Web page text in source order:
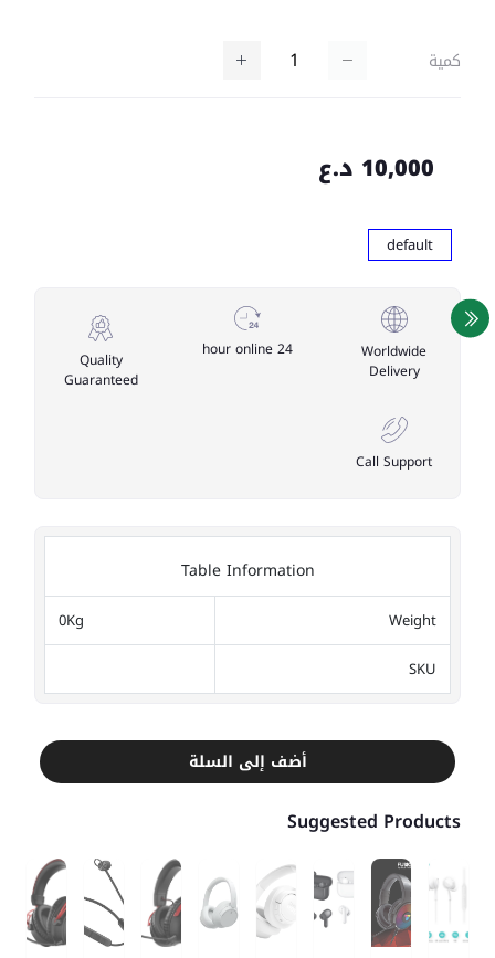
كمية
10,000 د.ع
default
Worldwide
Delivery
24 hour online
Quality
Guaranteed
Call Support
Table Information
Weight
0Kg
SKU
أضف إلى السلة
Suggested Products